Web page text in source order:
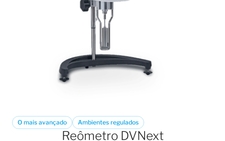
O mais avançado Ambientes regulados
Reômetro DVNext